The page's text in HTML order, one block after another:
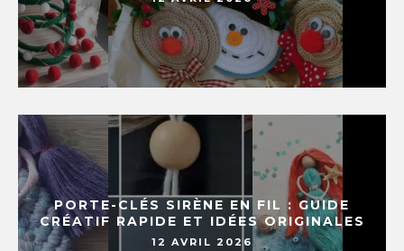
PORTE-CLÉS SIRÈNE EN FIL : GUIDE
CRÉATIF RAPIDE ET IDÉES ORIGINALES
12 AVRIL 2026